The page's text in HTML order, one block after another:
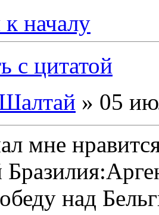
началу
с цитатой
» 05
мне
над